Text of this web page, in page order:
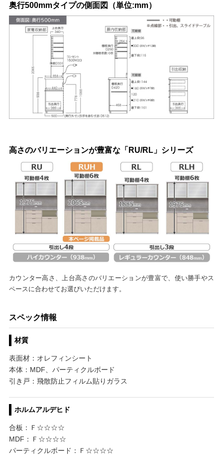
奥行500mmタイプの側面図（単位:mm）
高さのバリエーションが豊富な「RU/RL」シリーズ
カウンター高さ、上台高さのバリエーションが豊富で、使い勝手やス
ペースに合わせてお選びいただけます。
スペック情報
材質
表面材：オレフィンシート
本体：MDF、パーティクルボード
引き戸：飛散防止フィルム貼りガラス
ホルムアルデヒド
合板：Ｆ☆☆☆☆
MDF：Ｆ☆☆☆☆
パーティクルボード：Ｆ☆☆☆☆